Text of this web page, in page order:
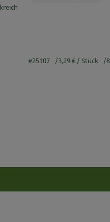
#25107 3,29 € / Stück
gefunden.